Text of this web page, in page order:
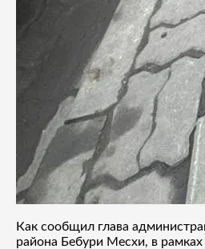
Как сообщил глава
района Бебури Месхи, в